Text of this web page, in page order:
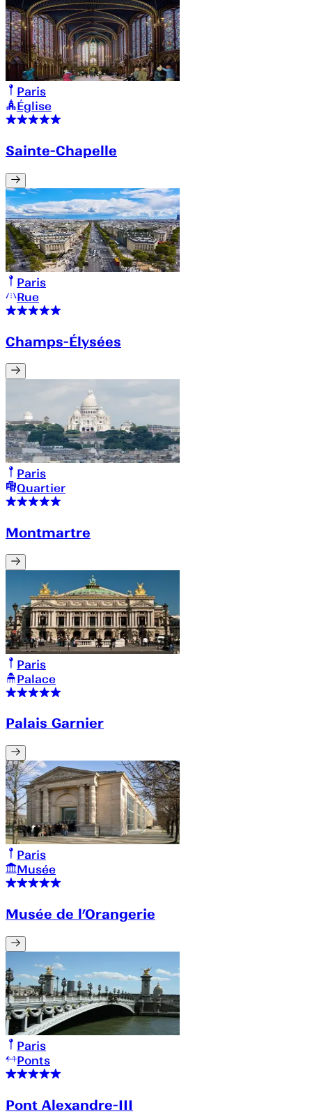
Paris
Église
Sainte-Chapelle
Paris
Rue
Champs-Élysées
Paris
Quartier
Montmartre
Paris
Palace
Palais Garnier
Paris
Musée
Musée de l’Orangerie
Paris
Ponts
Pont Alexandre-III